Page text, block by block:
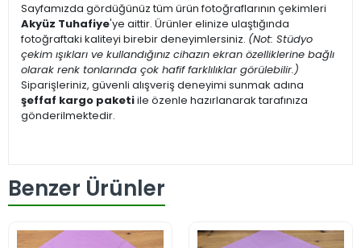
Sayfamızda gördüğünüz tüm ürün fotoğraflarının çekimleri
Akyüz Tuhafiye'ye aittir. Ürünler elinize ulaştığında
fotoğraftaki kaliteyi birebir deneyimlersiniz. (Not: Stüdyo
çekim ışıkları ve kullandığınız cihazın ekran özelliklerine bağlı
olarak renk tonlarında çok hafif farklılıklar görülebilir.)
Siparişleriniz, güvenli alışveriş deneyimi sunmak adına
şeffaf kargo paketiile özenle hazırlanarak tarafınıza
gönderilmektedir.
Benzer Ürünler